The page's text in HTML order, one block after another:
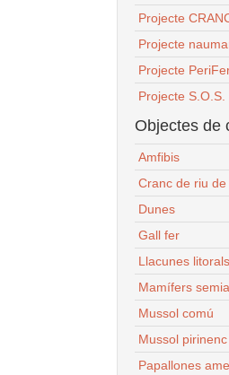
Projecte
Projecte
Projecte
Projecte
Objectes de
Amfibis
Cranc de riu
Dunes
Gall fer
Llacunes litorals
Mamífers
Mussol comú
Mussol pirinenc
Papallones